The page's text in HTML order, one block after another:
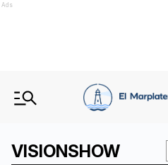
Ads
VISIONSHOW